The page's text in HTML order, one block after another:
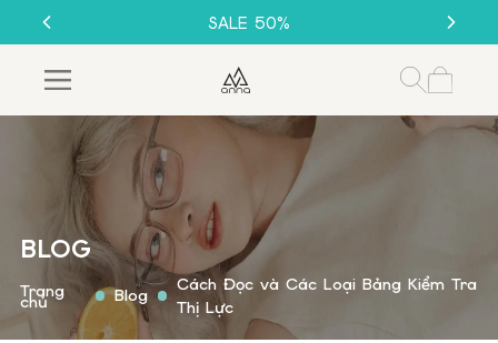
THU CŨ ĐỔI MỚI
GỌNG KÍNH 1K
BLOG
Trang
chủ Blog
Cách Đọc và Các Loại Bảng Kiểm Tra
Thị Lực